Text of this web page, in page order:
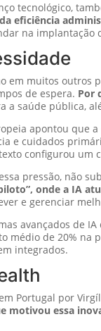
tecnológico,
eficiência
na implantação
em muitos outros
de espera. Por
a saúde pública,
apontou que
e cuidados
configurou um
pressão, não
onde a IA
e gerenciar
avançados de
médio de 20%
integrados.
Portugal por
motivou essa